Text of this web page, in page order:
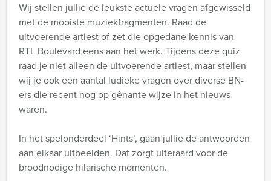
Wij stellen jullie de leukste actuele vragen afgewisseld
met de mooiste muziekfragmenten. Raad de
uitvoerende artiest of zet die opgedane kennis van
RTL Boulevard eens aan het werk. Tijdens deze quiz
raad je niet alleen de uitvoerende artiest, maar stellen
wij je ook een aantal ludieke vragen over diverse BN-
ers die recent nog op gênante wijze in het nieuws
waren.
In het spelonderdeel ‘Hints’, gaan jullie de antwoorden
aan elkaar uitbeelden. Dat zorgt uiteraard voor de
broodnodige hilarische momenten.